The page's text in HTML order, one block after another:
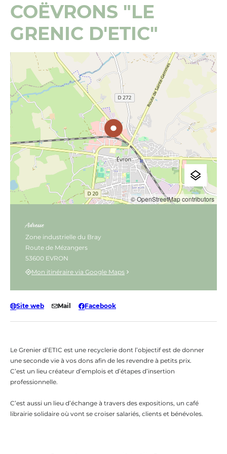
COËVRONS "LE
GRENIC D'ETIC"
Le Grenier d’ETIC est une recyclerie dont l’objectif est de donner
une seconde vie à vos dons afin de les revendre à petits prix.
C’est un lieu créateur d’emplois et d’étapes d’insertion
professionnelle.
C’est aussi un lieu d’échange à travers des expositions, un café
librairie solidaire où vont se croiser salariés, clients et bénévoles.
© OpenStreetMap contributors
Adresse
Zone industrielle du Bray
Route de Mézangers
53600 EVRON
Mon itinéraire via Google Maps
Site web Mail Facebook